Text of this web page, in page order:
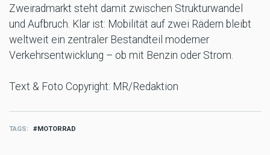
Zweiradmarkt steht damit zwischen Strukturwandel
und Aufbruch. Klar ist: Mobilität auf zwei Rädern bleibt
weltweit ein zentraler Bestandteil moderner
Verkehrsentwicklung – ob mit Benzin oder Strom.
Text & Foto Copyright: MR/Redaktion
TAGS MOTORRAD